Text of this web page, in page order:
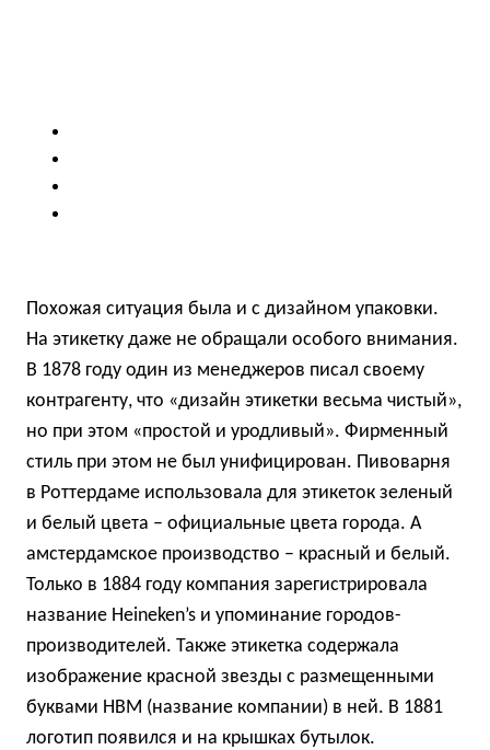
Похожая ситуация была и с дизайном упаковки.
На этикетку даже не обращали особого внимания.
В 1878 году один из менеджеров писал своему
контрагенту, что «дизайн этикетки весьма чистый»,
но при этом «простой и уродливый». Фирменный
стиль при этом не был унифицирован. Пивоварня
в Роттердаме использовала для этикеток зеленый
и белый цвета – официальные цвета города. А
амстердамское производство – красный и белый.
Только в 1884 году компания зарегистрировала
название Heineken’s и упоминание городов-
производителей. Также этикетка содержала
изображение красной звезды с размещенными
буквами HBM (название компании) в ней. В 1881
логотип появился и на крышках бутылок.